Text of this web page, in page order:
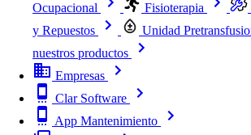
Ocupacional
Fisioterapia
y Repuestos
Unidad
nuestros productos
Empresas
Clar Software
App Mantenimiento